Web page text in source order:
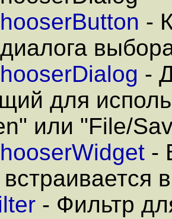
-
-
для
или "File/
-
- Фильтр